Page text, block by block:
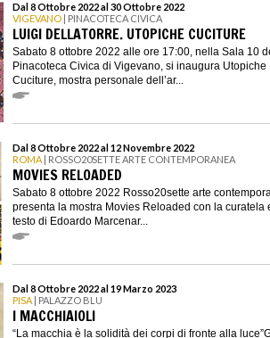
Dal 8 Ottobre 2022 al 30 Ottobre 2022
VIGEVANO | PINACOTECA CIVICA
LUIGI DELLATORRE. UTOPICHE CUCITURE
Sabato 8 ottobre 2022 alle ore 17:00, nella Sala 10
Pinacoteca Civica di Vigevano, si inaugura Utopiche
Cuciture, mostra personale dell’ar...
Dal 8 Ottobre 2022 al 12 Novembre 2022
ROMA | ROSSO20SETTE ARTE CONTEMPORANEA
MOVIES RELOADED
Sabato 8 ottobre 2022 Rosso20sette arte
presenta la mostra Movies Reloaded con la curatela
testo di Edoardo Marcenar...
Dal 8 Ottobre 2022 al 19 Marzo 2023
PISA | PALAZZO BLU
I MACCHIAIOLI
“La macchia è la solidità dei corpi di fronte alla